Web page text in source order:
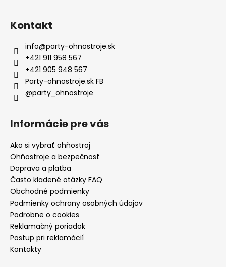
Kontakt
info@party-ohnostroje.sk
+421 911 958 567
+421 905 948 567
Party-ohnostroje.sk FB
@party_ohnostroje
Informácie pre vás
Ako si vybrať ohňostroj
Ohňostroje a bezpečnosť
Doprava a platba
Často kladené otázky FAQ
Obchodné podmienky
Podmienky ochrany osobných údajov
Podrobne o cookies
Reklamačný poriadok
Postup pri reklamácií
Kontakty